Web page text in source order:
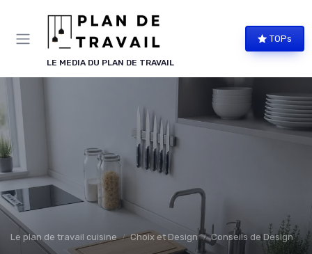
LE MEDIA DU PLAN DE TRAVAIL
TOPs
Le plan de travail cuisine Choix et Design Conseils de Design